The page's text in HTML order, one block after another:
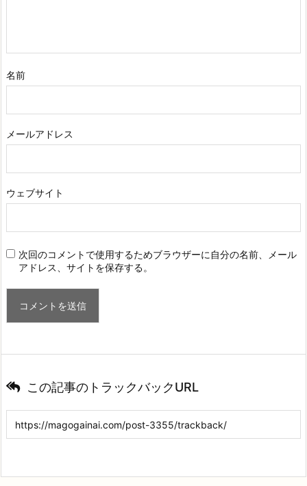
名前
メールアドレス
ウェブサイト
次回のコメントで使用するためブラウザーに自分の名前、メール
アドレス、サイトを保存する。
この記事のトラックバックURL